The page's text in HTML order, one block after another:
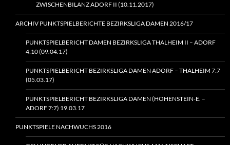
ZWISCHENBILANZ ADORF II (10.11.2017)
ARCHIV PUNKTSPIELBERICHTE BEZIRKSLIGA DAMEN 2016/17
PUNKTSPIELBERICHT DAMEN BEZIRKSLIGA THALHEIM II – ADORF
4:10 (09.04.17)
PUNKTSPIELBERICHT BEZIRKSLIGA DAMEN ADORF – THALHEIM 7:7
(05.03.17)
PUNKTSPIELBERICHT BEZIRKSLIGA DAMEN (HOHENSTEIN‑E. –
ADORF 7:7) 19.03.17
PUNKTSPIELE NACHWUCHS 2016